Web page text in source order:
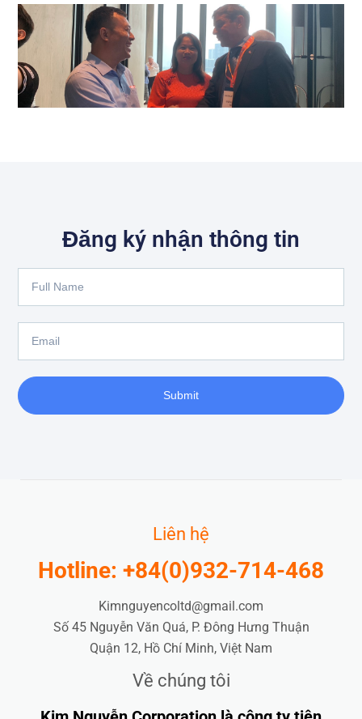
Đăng ký nhận thông tin
Submit
Liên hệ
Hotline: +84(0)932-714-468
Kimnguyencoltd@gmail.com
Số 45 Nguyễn Văn Quá, P. Đông Hưng Thuận
Quận 12, Hồ Chí Minh, Việt Nam
Về chúng tôi